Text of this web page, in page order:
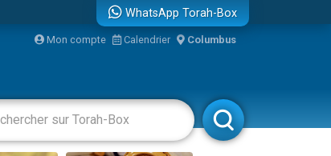
WhatsApp Torah-Box
Mon compte Calendrier Columbus
Divertissements Livres Rabbanim